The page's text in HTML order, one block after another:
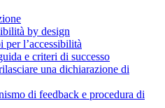
by design
per l’accessibilità
e criteri di successo
una dichiarazione di
di feedback e procedura di